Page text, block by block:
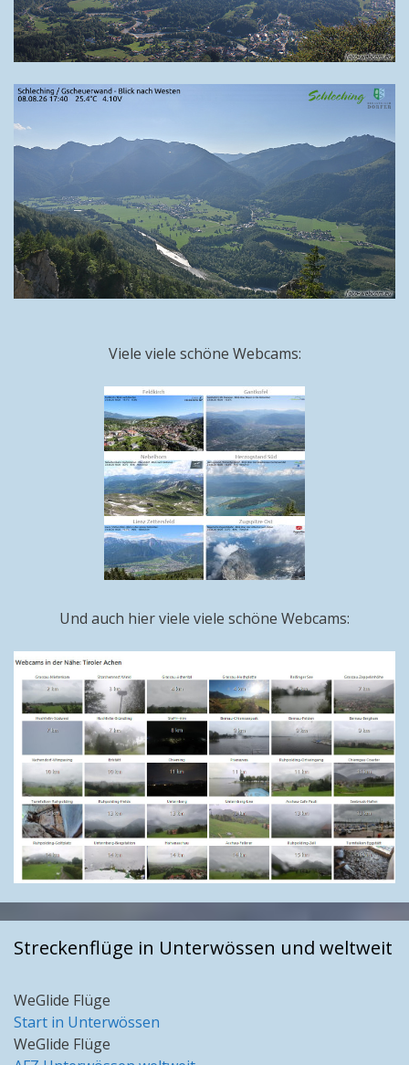
Viele viele schöne Webcams:
Und auch hier viele viele schöne Webcams:
Streckenflüge in Unterwössen und weltweit
WeGlide Flüge
Start in Unterwössen
WeGlide Flüge